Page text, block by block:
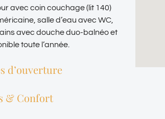
avec coin couchage (lit 140)
salle d’eau avec WC,
avec douche duo-balnéo et
toute l’année.
d’ouverture
& Confort